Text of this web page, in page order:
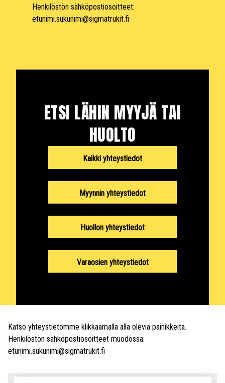
Henkilöstön sähköpostiosoitteet:
etunimi.sukunimi@sigmatrukit.fi
ETSI LÄHIN MYYJÄ TAI
HUOLTO
Kaikki yhteystiedot
Myynnin yhteystiedot
Huollon yhteystiedot
Varaosien yhteystiedot
Katso yhteystietomme klikkaamalla alla olevia painikkeita.
Henkilöstön sähköpostiosoitteet muodossa:
etunimi.sukunimi@sigmatrukit.fi